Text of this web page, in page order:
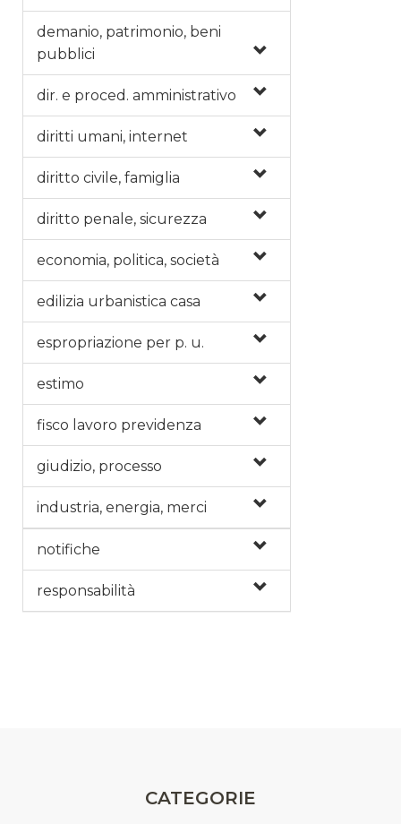
demanio, patrimonio, beni
pubblici
dir. e proced. amministrativo
diritti umani, internet
diritto civile, famiglia
diritto penale, sicurezza
economia, politica, società
edilizia urbanistica casa
espropriazione per p. u.
estimo
fisco lavoro previdenza
giudizio, processo
industria, energia, merci
notifiche
responsabilità
CATEGORIE